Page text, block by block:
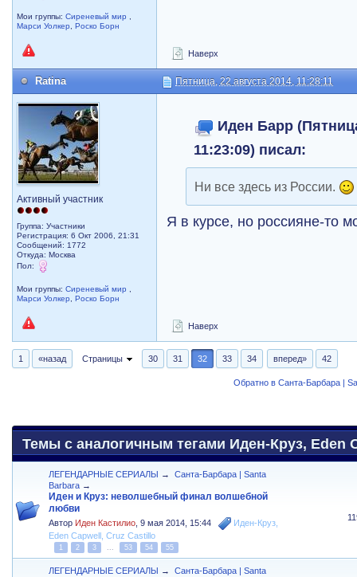
Мои группы:Сиреневый мир
Марси Уолкер
,Роско Борн
Наверх
Ratina Пятница, 22 августа 2014, 11:28:11
Активный участник
Группа: Участники
Регистрация: 6 Окт 2006, 21:31
Сообщений: 1772
Откуда: Москва
Пол:
Мои группы:Сиреневый мир
Марси Уолкер
,Роско Борн
Иден Барр
11:23:09) писал:
Ни все здесь из России.
Я в курсе, но россияне-то
Наверх
1 «назад Страницы 30 31 32 33 34 вперед» 42
Обратно в Санта-Барбара |
Темы с аналогичным тегами Иден-Круз, Eden
ЛЕГЕНДАРНЫЕ СЕРИАЛЫ →
Санта-Барбара | Santa
Barbara →
Иден и Круз: неволшебный финал волшебной
любви
Автор Иден Кастилио ,9 мая 2014, 15:44 Иден-Круз
Eden Capwell ,Cruz Castillo
1 2 3 ... 53 54 55
ЛЕГЕНДАРНЫЕ СЕРИАЛЫ →
Санта-Барбара | Santa